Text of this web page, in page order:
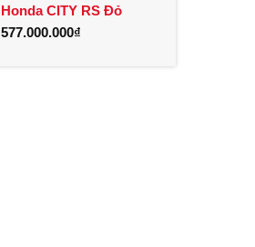
Honda CITY RS Đỏ
577.000.000₫